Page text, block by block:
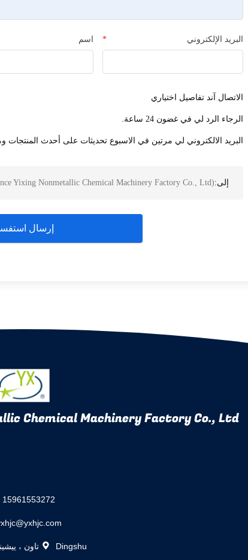
* البريد الإلكتروني اسم
الاتصال آند تفاصيل اختياري
الرجاء الرد لي في غضون 24 ساعة.
البريد الالكتروني لي مرتين في الاسبوع تحديثات على أحدث المنتجات
إلى: Yixing Nonmetallic Chemical Machinery Factory Co., Ltd)
إرسال
Chemical Machinery Factory Co., Ltd
15961553272
Dingshu تاون ، ييشينغ ، جيانغسو